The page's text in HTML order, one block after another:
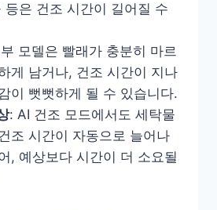
등은 건조 시간이 길어질 수
모델은 빨래가 충분히 마르
게 남거나, 건조 시간이 지나
이 뻣뻣하게 될 수 있습니다.
: AI 건조 모드에서도 세탁물
조 시간이 자동으로 늘어나
, 예상보다 시간이 더 소요될